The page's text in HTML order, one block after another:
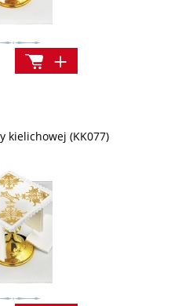
kielichowej (KK077)